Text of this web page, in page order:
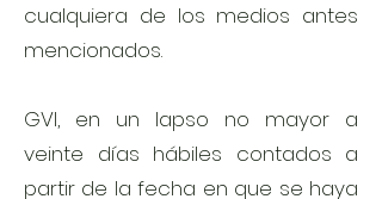
cualquiera de los medios antes
mencionados.
GVI, en un lapso no mayor a
veinte días hábiles contados a
partir de la fecha en que se haya